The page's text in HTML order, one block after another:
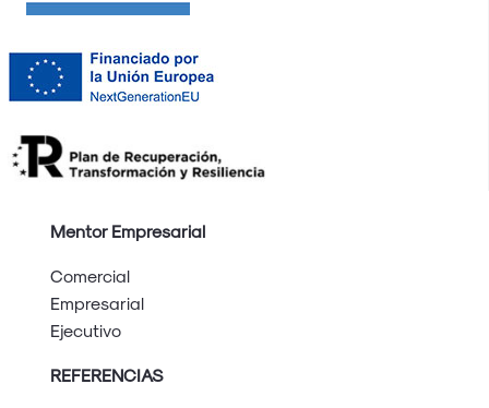
Mentor Empresarial
Comercial
Empresarial
Ejecutivo
REFERENCIAS